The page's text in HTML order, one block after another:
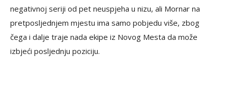
negativnoj seriji od pet neuspjeha u nizu, ali Mornar na
pretposljednjem mjestu ima samo pobjedu više, zbog
čega i dalje traje nada ekipe iz Novog Mesta da može
izbjeći posljednju poziciju.